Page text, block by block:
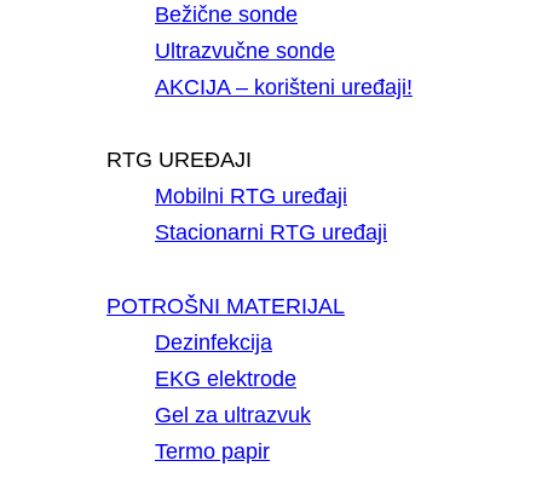
Bežične sonde
Ultrazvučne sonde
AKCIJA – korišteni uređaji!
RTG UREĐAJI
Mobilni RTG uređaji
Stacionarni RTG uređaji
POTROŠNI MATERIJAL
Dezinfekcija
EKG elektrode
Gel za ultrazvuk
Termo papir